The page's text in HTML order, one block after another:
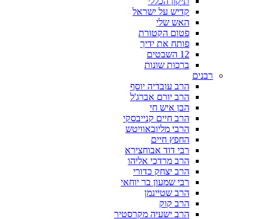
קדיש על ישראל
האש שלי
פטום הקטורת
פותח את ידיך
12 השבטים
ברכות שונות
רבנים
הרב עובדיה יוסף
הרב יורם אברג'ל
הבן איש חי
הרב חיים קנייבסקי
הרבי מליובאוויטש
החפץ חיים
רבי דוד אבוחצירא
הרב מרדכי אליהו
הרב יצחק כדורי
רבי שמעון בר יוחאי
הרב שטיינמן
הרב קוק
הרב ישעיה מקרסטיר